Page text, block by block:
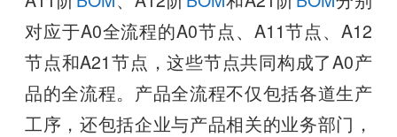
对应于A0全流程的A0节点、A11节点、A12
节点和A21节点，这些节点共同构成了A0产
品的全流程。产品全流程不仅包括各道生产
工序，还包括企业与产品相关的业务部门，